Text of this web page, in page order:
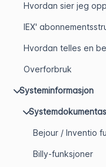
Hvordan sier jeg
IEX'
Hvordan telles en
Overforbruk
Systeminformasjon
Bejour / Inventio
Billy-funksjoner